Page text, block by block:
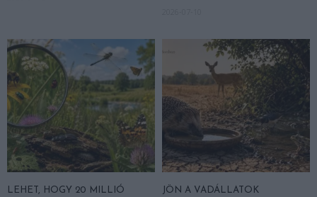
LEHET, HOGY 20 MILLIÓ
JÖN A VADÁLLATOK